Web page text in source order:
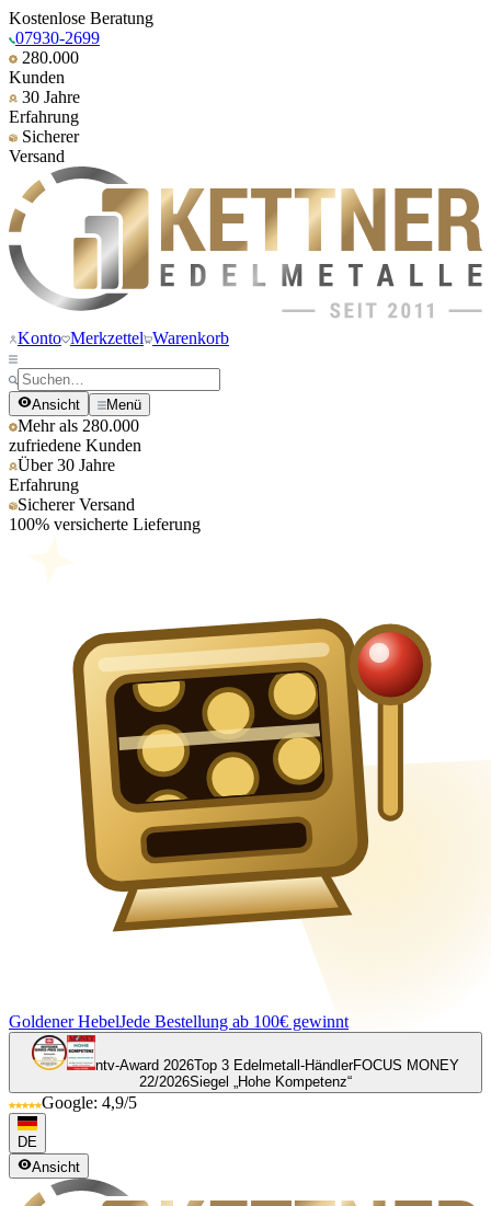
Kostenlose Beratung
07930-2699
280.000
Kunden
30 Jahre
Erfahrung
Sicherer
Versand
Konto Merkzettel Warenkorb
Ansicht Menü
Mehr als 280.000
zufriedene Kunden
Über 30 Jahre
Erfahrung
Sicherer Versand
100% versicherte Lieferung
Goldener HebelJede Bestellung ab 100€ gewinnt
ntv-Award 2026Top 3 Edelmetall-HändlerFOCUS MONEY
22/2026Siegel „Hohe Kompetenz“
Google: 4,9/5
DE
Ansicht